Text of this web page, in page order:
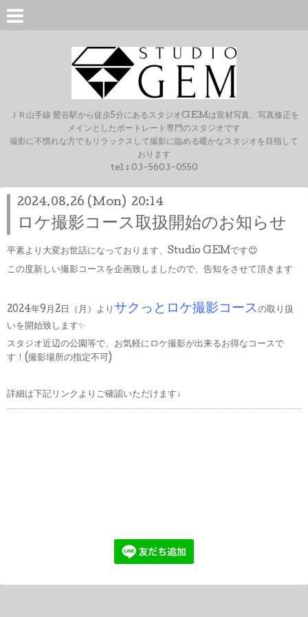
ＪＲ山手線 鶯谷駅から徒歩5分にあるスタジオGEMは宣材写真、写真修正を
メインとしたポートレート専門のスタジオです
撮影に不慣れな方でもリラックスして撮影に臨める暖かなスタジオを目指して
おります
tel : 03-5603-0550
2024.08.26 (Mon) 20:14
ロケ撮影コース取扱開始のお知らせ
平素より大変お世話になっております、Studio GEMです😊
この度新しい撮影コースを企画致しましたので、告知をさせて頂きます
2024年9月2日（月）より サクっとロケ撮影コースの取り扱
いを開始致します✨
スタジオ近辺の公園等で、お気軽にロケ撮影が出来るお得なコースで
す！(撮影場所の指定不可)
詳細は下記リンクよりご確認いただけます↓